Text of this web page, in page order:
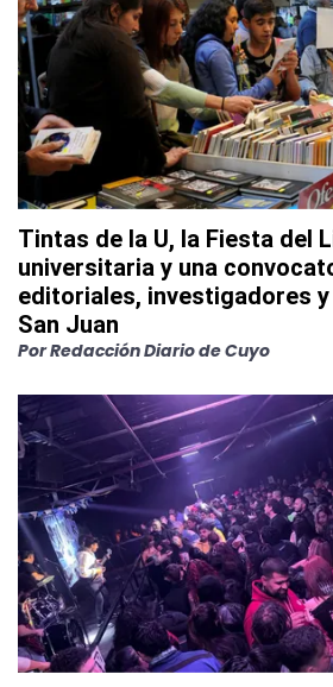
Tintas de la U, la Fiesta del
universitaria y una
editoriales, investigadores
San Juan
PorRedacción Diario de Cuyo